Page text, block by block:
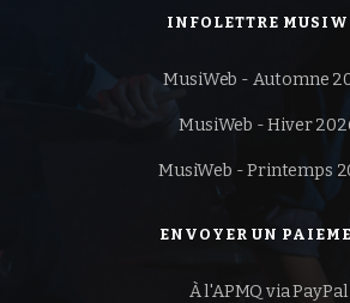
INFOLETTRE
MusiWeb - Automne
MusiWeb - Hiver
MusiWeb - Printemps
ENVOYER UN
À l'APMQ via PayPal